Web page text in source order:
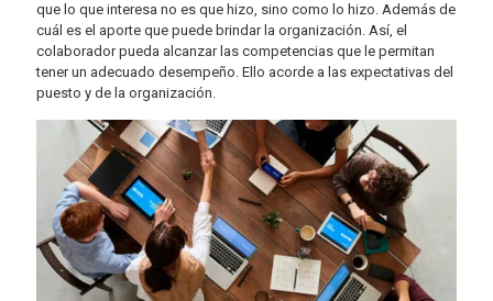
que lo que interesa no es que hizo, sino como lo hizo. Además de
cuál es el aporte que puede brindar la organización. Así, el
colaborador pueda alcanzar las competencias que le permitan
tener un adecuado desempeño. Ello acorde a las expectativas del
puesto y de la organización.